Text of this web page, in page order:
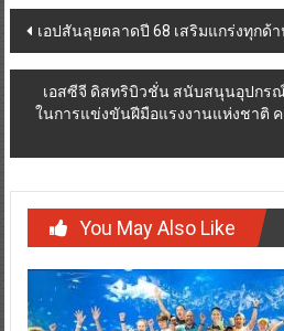
Post
navigation
เอปสันลุยตลาดปี 68 เสริมแกร่งทุกด้
เอสซีจี ดิสทริบิวชั่น สนับสนุนอุปกรณ์
ในการแข่งขันฝีมือแรงงานแห่งชาติ
You May Also Like